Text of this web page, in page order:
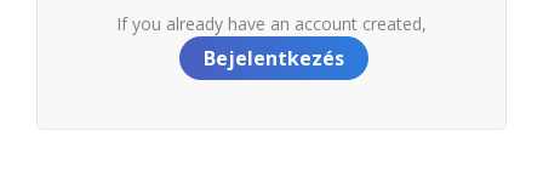
If you already have an account created,
Bejelentkezés